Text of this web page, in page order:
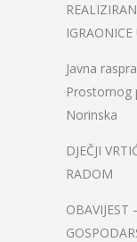
Javna
Prostornog
Norinska
DJEČJI
RADOM
OBAVIJEST